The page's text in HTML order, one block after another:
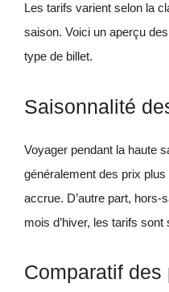
Les tarifs varient selon la
saison. Voici un aperçu
type de billet.
Saisonnalité
Voyager pendant la haute
généralement des prix
accrue. D’autre part, hors-
mois d’hiver, les tarifs sont
Comparatif